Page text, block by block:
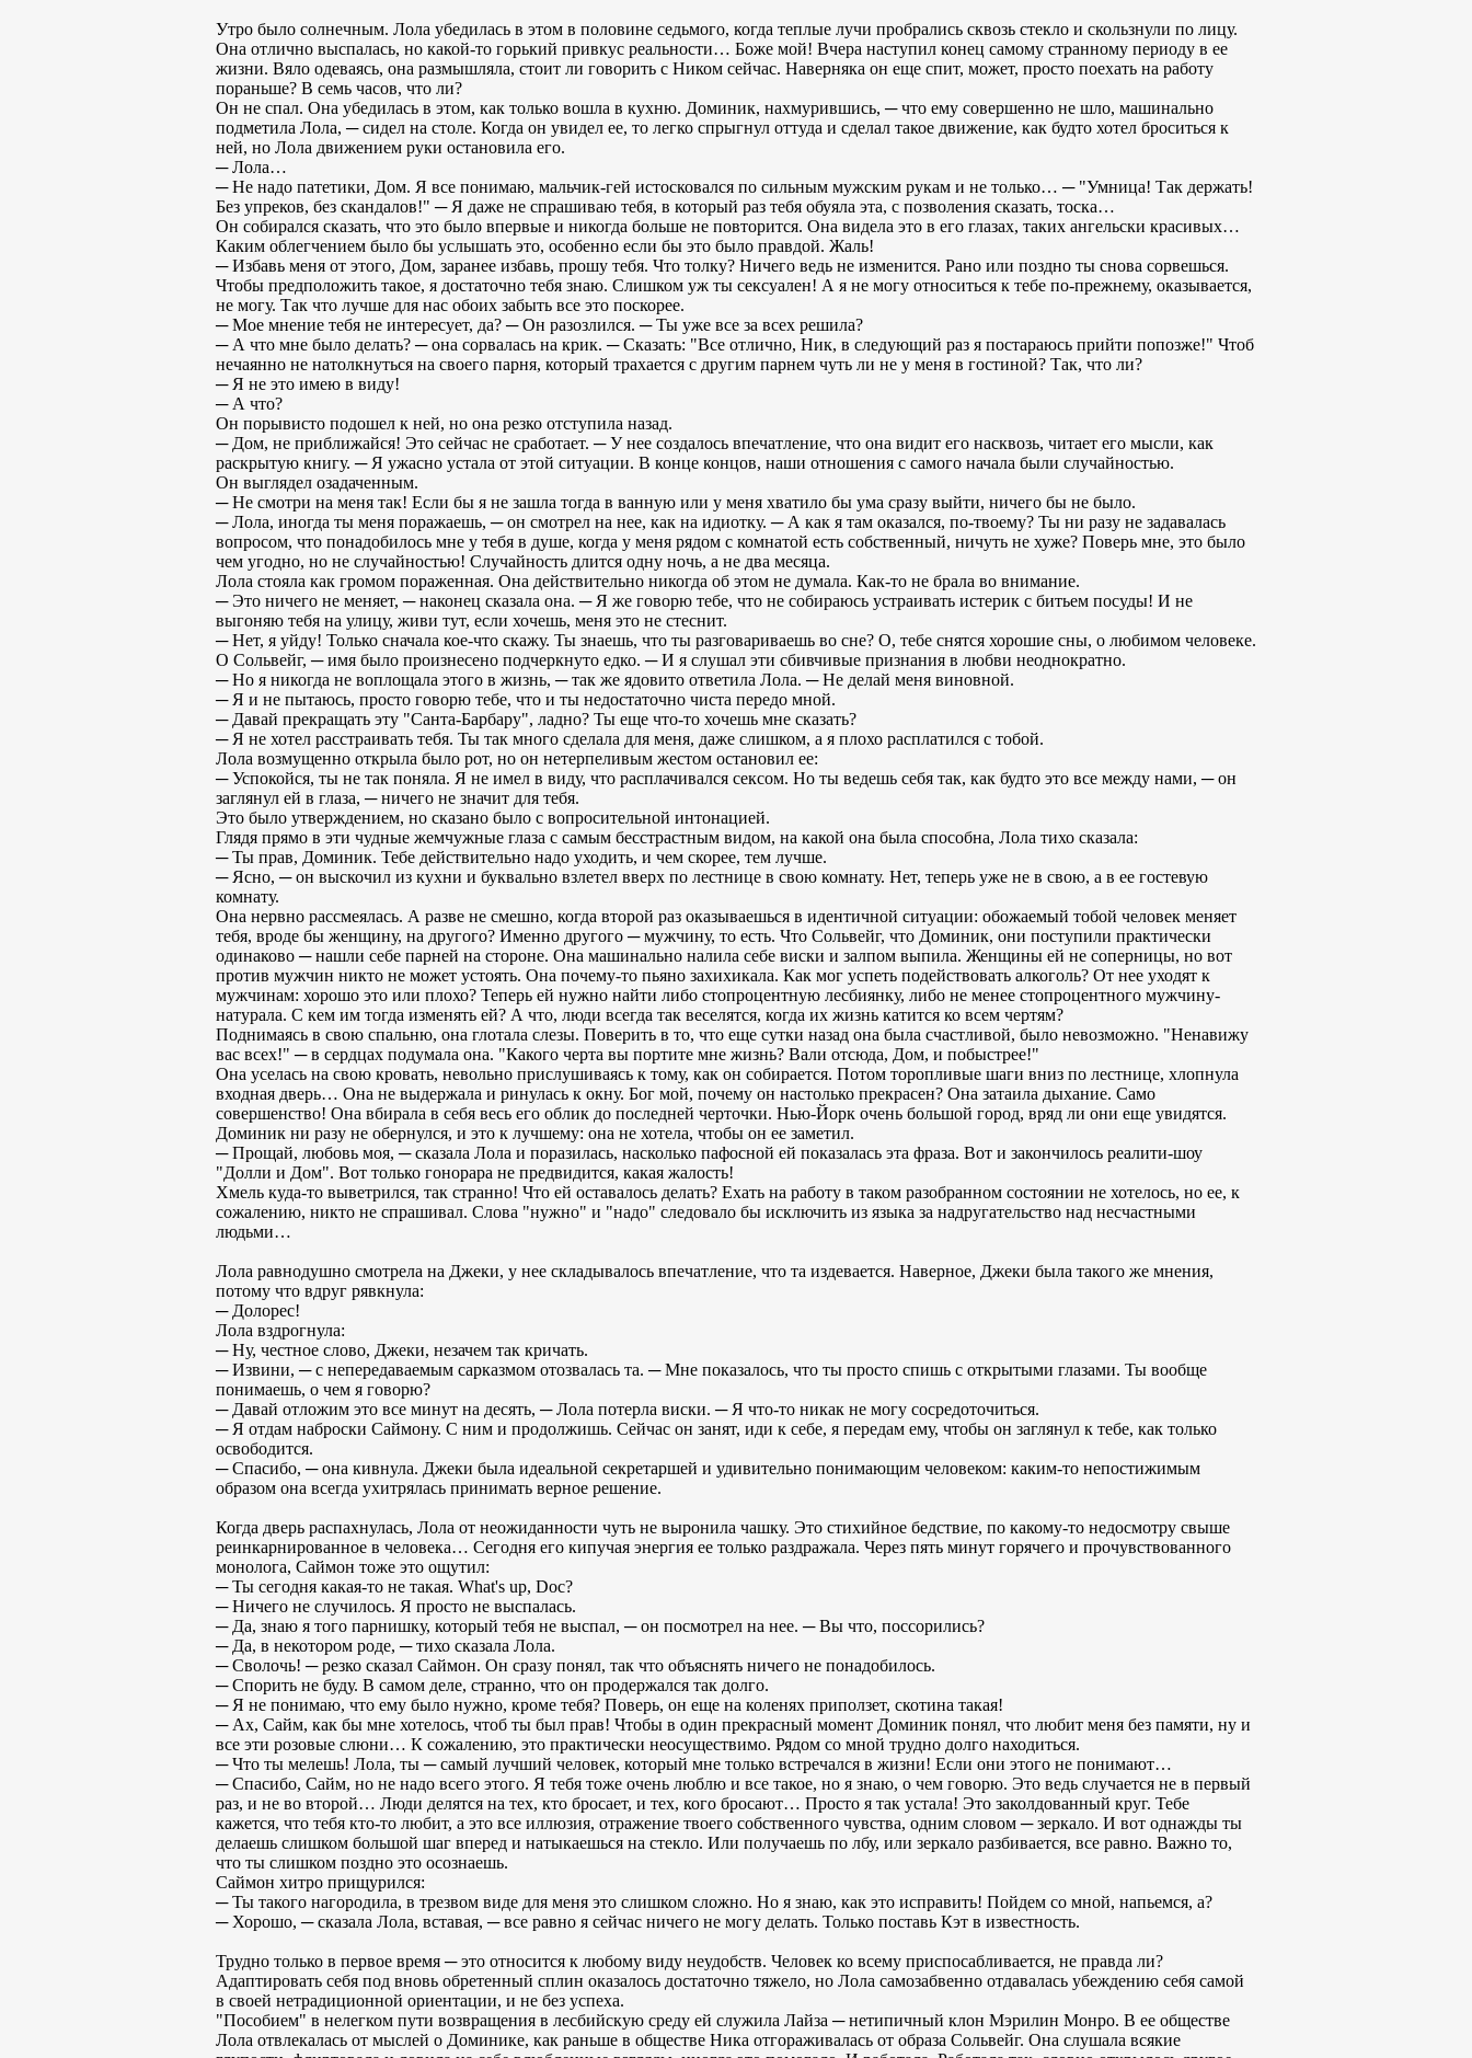
Утро было солнечным. Лола убедилась в этом в половине седьмого, когда теплые лучи пробрались сквозь стекло и скользнули по лицу.
Она отлично выспалась, но какой-то горький привкус реальности… Боже мой! Вчера наступил конец самому странному периоду в ее
жизни. Вяло одеваясь, она размышляла, стоит ли говорить с Ником сейчас. Наверняка он еще спит, может, просто поехать на работу
пораньше? В семь часов, что ли?
Он не спал. Она убедилась в этом, как только вошла в кухню. Доминик, нахмурившись, ─ что ему совершенно не шло, машинально
подметила Лола, ─ сидел на столе. Когда он увидел ее, то легко спрыгнул оттуда и сделал такое движение, как будто хотел броситься к
ней, но Лола движением руки остановила его.
─ Лола…
─ Не надо патетики, Дом. Я все понимаю, мальчик-гей истосковался по сильным мужским рукам и не только… ─ "Умница! Так держать!
Без упреков, без скандалов!" ─ Я даже не спрашиваю тебя, в который раз тебя обуяла эта, с позволения сказать, тоска…
Он собирался сказать, что это было впервые и никогда больше не повторится. Она видела это в его глазах, таких ангельски красивых…
Каким облегчением было бы услышать это, особенно если бы это было правдой. Жаль!
─ Избавь меня от этого, Дом, заранее избавь, прошу тебя. Что толку? Ничего ведь не изменится. Рано или поздно ты снова сорвешься.
Чтобы предположить такое, я достаточно тебя знаю. Слишком уж ты сексуален! А я не могу относиться к тебе по-прежнему, оказывается,
не могу. Так что лучше для нас обоих забыть все это поскорее.
─ Мое мнение тебя не интересует, да? ─ Он разозлился. ─ Ты уже все за всех решила?
─ А что мне было делать? ─ она сорвалась на крик. ─ Сказать: "Все отлично, Ник, в следующий раз я постараюсь прийти попозже!" Чтоб
нечаянно не натолкнуться на своего парня, который трахается с другим парнем чуть ли не у меня в гостиной? Так, что ли?
─ Я не это имею в виду!
─ А что?
Он порывисто подошел к ней, но она резко отступила назад.
─ Дом, не приближайся! Это сейчас не сработает. ─ У нее создалось впечатление, что она видит его насквозь, читает его мысли, как
раскрытую книгу. ─ Я ужасно устала от этой ситуации. В конце концов, наши отношения с самого начала были случайностью.
Он выглядел озадаченным.
─ Не смотри на меня так! Если бы я не зашла тогда в ванную или у меня хватило бы ума сразу выйти, ничего бы не было.
─ Лола, иногда ты меня поражаешь, ─ он смотрел на нее, как на идиотку. ─ А как я там оказался, по-твоему? Ты ни разу не задавалась
вопросом, что понадобилось мне у тебя в душе, когда у меня рядом с комнатой есть собственный, ничуть не хуже? Поверь мне, это было
чем угодно, но не случайностью! Случайность длится одну ночь, а не два месяца.
Лола стояла как громом пораженная. Она действительно никогда об этом не думала. Как-то не брала во внимание.
─ Это ничего не меняет, ─ наконец сказала она. ─ Я же говорю тебе, что не собираюсь устраивать истерик с битьем посуды! И не
выгоняю тебя на улицу, живи тут, если хочешь, меня это не стеснит.
─ Нет, я уйду! Только сначала кое-что скажу. Ты знаешь, что ты разговариваешь во сне? О, тебе снятся хорошие сны, о любимом человеке.
О Сольвейг, ─ имя было произнесено подчеркнуто едко. ─ И я слушал эти сбивчивые признания в любви неоднократно.
─ Но я никогда не воплощала этого в жизнь, ─ так же ядовито ответила Лола. ─ Не делай меня виновной.
─ Я и не пытаюсь, просто говорю тебе, что и ты недостаточно чиста передо мной.
─ Давай прекращать эту "Санта-Барбару", ладно? Ты еще что-то хочешь мне сказать?
─ Я не хотел расстраивать тебя. Ты так много сделала для меня, даже слишком, а я плохо расплатился с тобой.
Лола возмущенно открыла было рот, но он нетерпеливым жестом остановил ее:
─ Успокойся, ты не так поняла. Я не имел в виду, что расплачивался сексом. Но ты ведешь себя так, как будто это все между нами, ─ он
заглянул ей в глаза, ─ ничего не значит для тебя.
Это было утверждением, но сказано было с вопросительной интонацией.
Глядя прямо в эти чудные жемчужные глаза с самым бесстрастным видом, на какой она была способна, Лола тихо сказала:
─ Ты прав, Доминик. Тебе действительно надо уходить, и чем скорее, тем лучше.
─ Ясно, ─ он выскочил из кухни и буквально взлетел вверх по лестнице в свою комнату. Нет, теперь уже не в свою, а в ее гостевую
комнату.
Она нервно рассмеялась. А разве не смешно, когда второй раз оказываешься в идентичной ситуации: обожаемый тобой человек меняет
тебя, вроде бы женщину, на другого? Именно другого ─ мужчину, то есть. Что Сольвейг, что Доминик, они поступили практически
одинаково ─ нашли себе парней на стороне. Она машинально налила себе виски и залпом выпила. Женщины ей не соперницы, но вот
против мужчин никто не может устоять. Она почему-то пьяно захихикала. Как мог успеть подействовать алкоголь? От нее уходят к
мужчинам: хорошо это или плохо? Теперь ей нужно найти либо стопроцентную лесбиянку, либо не менее стопроцентного мужчину-
натурала. С кем им тогда изменять ей? А что, люди всегда так веселятся, когда их жизнь катится ко всем чертям?
Поднимаясь в свою спальню, она глотала слезы. Поверить в то, что еще сутки назад она была счастливой, было невозможно. "Ненавижу
вас всех!" ─ в сердцах подумала она. "Какого черта вы портите мне жизнь? Вали отсюда, Дом, и побыстрее!"
Она уселась на свою кровать, невольно прислушиваясь к тому, как он собирается. Потом торопливые шаги вниз по лестнице, хлопнула
входная дверь… Она не выдержала и ринулась к окну. Бог мой, почему он настолько прекрасен? Она затаила дыхание. Само
совершенство! Она вбирала в себя весь его облик до последней черточки. Нью-Йорк очень большой город, вряд ли они еще увидятся.
Доминик ни разу не обернулся, и это к лучшему: она не хотела, чтобы он ее заметил.
─ Прощай, любовь моя, ─ сказала Лола и поразилась, насколько пафосной ей показалась эта фраза. Вот и закончилось реалити-шоу
"Долли и Дом". Вот только гонорара не предвидится, какая жалость!
Хмель куда-то выветрился, так странно! Что ей оставалось делать? Ехать на работу в таком разобранном состоянии не хотелось, но ее, к
сожалению, никто не спрашивал. Слова "нужно" и "надо" следовало бы исключить из языка за надругательство над несчастными
людьми…
Лола равнодушно смотрела на Джеки, у нее складывалось впечатление, что та издевается. Наверное, Джеки была такого же мнения,
потому что вдруг рявкнула:
─ Долорес!
Лола вздрогнула:
─ Ну, честное слово, Джеки, незачем так кричать.
─ Извини, ─ с непередаваемым сарказмом отозвалась та. ─ Мне показалось, что ты просто спишь с открытыми глазами. Ты вообще
понимаешь, о чем я говорю?
─ Давай отложим это все минут на десять, ─ Лола потерла виски. ─ Я что-то никак не могу сосредоточиться.
─ Я отдам наброски Саймону. С ним и продолжишь. Сейчас он занят, иди к себе, я передам ему, чтобы он заглянул к тебе, как только
освободится.
─ Спасибо, ─ она кивнула. Джеки была идеальной секретаршей и удивительно понимающим человеком: каким-то непостижимым
образом она всегда ухитрялась принимать верное решение.
Когда дверь распахнулась, Лола от неожиданности чуть не выронила чашку. Это стихийное бедствие, по какому-то недосмотру свыше
реинкарнированное в человека… Сегодня его кипучая энергия ее только раздражала. Через пять минут горячего и прочувствованного
монолога, Саймон тоже это ощутил:
─ Ты сегодня какая-то не такая. What's up, Doc?
─ Ничего не случилось. Я просто не выспалась.
─ Да, знаю я того парнишку, который тебя не выспал, ─ он посмотрел на нее. ─ Вы что, поссорились?
─ Да, в некотором роде, ─ тихо сказала Лола.
─ Сволочь! ─ резко сказал Саймон. Он сразу понял, так что объяснять ничего не понадобилось.
─ Спорить не буду. В самом деле, странно, что он продержался так долго.
─ Я не понимаю, что ему было нужно, кроме тебя? Поверь, он еще на коленях приползет, скотина такая!
─ Ах, Сайм, как бы мне хотелось, чтоб ты был прав! Чтобы в один прекрасный момент Доминик понял, что любит меня без памяти, ну и
все эти розовые слюни… К сожалению, это практически неосуществимо. Рядом со мной трудно долго находиться.
─ Что ты мелешь! Лола, ты ─ самый лучший человек, который мне только встречался в жизни! Если они этого не понимают…
─ Спасибо, Сайм, но не надо всего этого. Я тебя тоже очень люблю и все такое, но я знаю, о чем говорю. Это ведь случается не в первый
раз, и не во второй… Люди делятся на тех, кто бросает, и тех, кого бросают… Просто я так устала! Это заколдованный круг. Тебе
кажется, что тебя кто-то любит, а это все иллюзия, отражение твоего собственного чувства, одним словом ─ зеркало. И вот однажды ты
делаешь слишком большой шаг вперед и натыкаешься на стекло. Или получаешь по лбу, или зеркало разбивается, все равно. Важно то,
что ты слишком поздно это осознаешь.
Саймон хитро прищурился:
─ Ты такого нагородила, в трезвом виде для меня это слишком сложно. Но я знаю, как это исправить! Пойдем со мной, напьемся, а?
─ Хорошо, ─ сказала Лола, вставая, ─ все равно я сейчас ничего не могу делать. Только поставь Кэт в известность.
Трудно только в первое время ─ это относится к любому виду неудобств. Человек ко всему приспосабливается, не правда ли?
Адаптировать себя под вновь обретенный сплин оказалось достаточно тяжело, но Лола самозабвенно отдавалась убеждению себя самой
в своей нетрадиционной ориентации, и не без успеха.
"Пособием" в нелегком пути возвращения в лесбийскую среду ей служила Лайза ─ нетипичный клон Мэрилин Монро. В ее обществе
Лола отвлекалась от мыслей о Доминике, как раньше в обществе Ника отгораживалась от образа Сольвейг. Она слушала всякие